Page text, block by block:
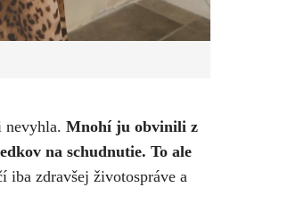
nevyhla. Mnohí ju obvinili z
na schudnutie. To ale
iba zdravšej životospráve a